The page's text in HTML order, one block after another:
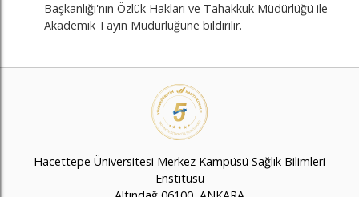
Başkanlığı'nın Özlük Hakları ve Tahakkuk Müdürlüğü ile
Akademik Tayin Müdürlüğüne bildirilir.
Hacettepe Üniversitesi Merkez Kampüsü Sağlık Bilimleri
Enstitüsü